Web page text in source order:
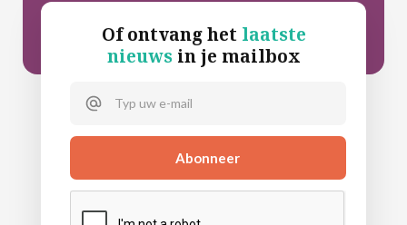
Of ontvang het laatste
nieuwsin je mailbox